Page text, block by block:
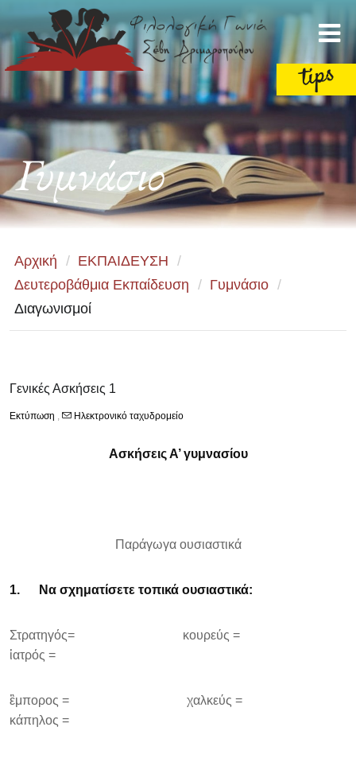
Γυμνάσιο
Αρχική / ΕΚΠΑΙΔΕΥΣΗ /
Δευτεροβάθμια Εκπαίδευση / Γυμνάσιο /
Διαγωνισμοί
Γενικές Ασκήσεις 1
Εκτύπωση , Ηλεκτρονικό ταχυδρομείο
Ασκήσεις Α’ γυμνασίου
Παράγωγα ουσιαστικά
1. Να σχηματίσετε τοπικά ουσιαστικά:
Στρατηγός= κουρεύς =
ἱατρός =
ἒμπορος = χαλκεύς =
κάπηλος =